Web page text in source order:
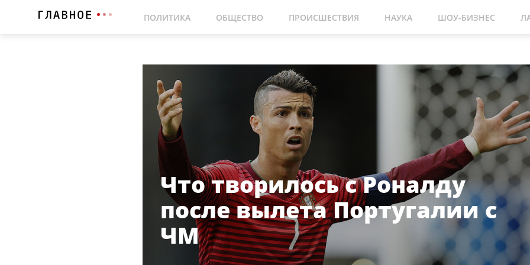
ПОЛИТИКА ОБЩЕСТВО ПРОИСШЕСТВИЯ НАУКА ШОУ-БИЗНЕС
Что творилось с Роналду
после вылета Португалии с
ЧМ